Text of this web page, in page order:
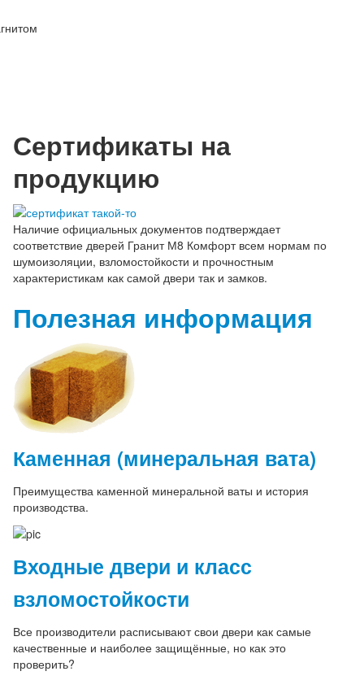
Сертификаты на
продукцию
Наличие официальных документов подтверждает
соответствие дверей Гранит М8 Комфорт всем нормам по
шумоизоляции, взломостойкости и прочностным
характеристикам как самой двери так и замков.
Полезная информация
Каменная (минеральная вата)
Преимущества каменной минеральной ваты и история
производства.
Входные двери и класс
взломостойкости
Все производители расписывают свои двери как самые
качественные и наиболее защищённые, но как это
проверить?